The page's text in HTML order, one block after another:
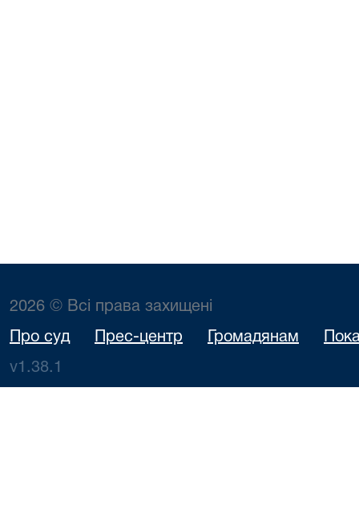
2026 © Всі права захищені
Про суд Прес-центр Громадянам
v1.38.1